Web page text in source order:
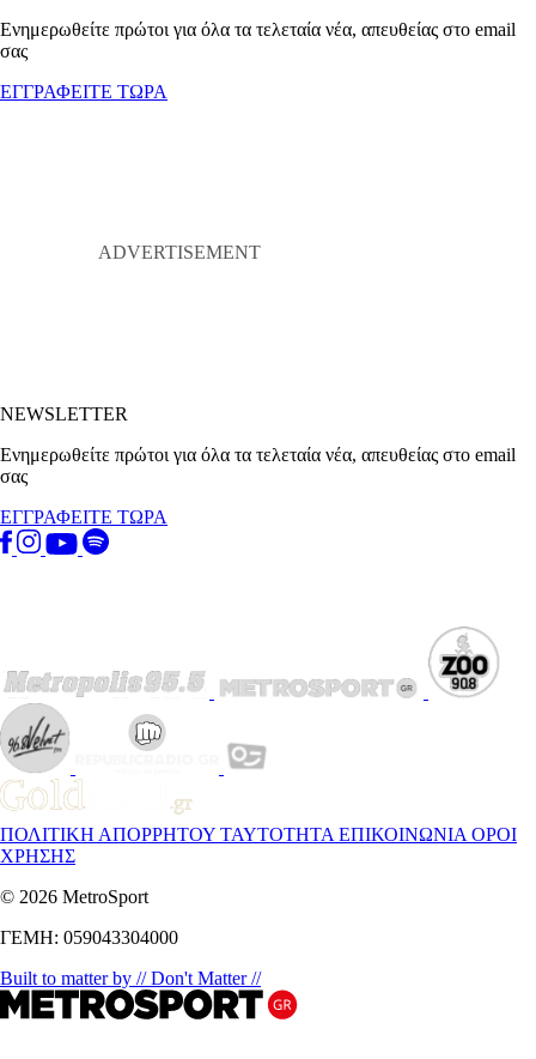
Ενημερωθείτε πρώτοι για όλα τα τελεταία νέα, απευθείας στο email
σας
ΕΓΓΡΑΦΕΙΤΕ ΤΩΡΑ
NEWSLETTER
Ενημερωθείτε πρώτοι για όλα τα τελεταία νέα, απευθείας στο email
σας
ΕΓΓΡΑΦΕΙΤΕ ΤΩΡΑ
ΠΟΛΙΤΙΚΗ ΑΠΟΡΡΗΤΟΥ ΤΑΥΤΟΤΗΤΑ ΕΠΙΚΟΙΝΩΝΙΑ ΟΡΟΙ
ΧΡΗΣΗΣ
© 2026 MetroSport
ΓΕΜΗ: 059043304000
Built to matter by // Don't Matter //